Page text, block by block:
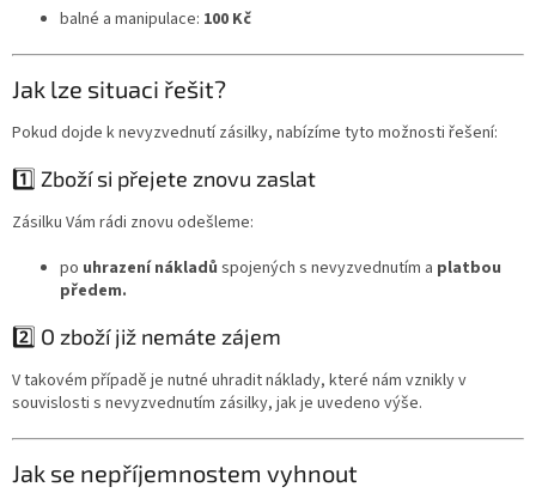
balné a manipulace: 100 Kč
Jak lze situaci řešit?
Pokud dojde k nevyzvednutí zásilky, nabízíme tyto možnosti řešení:
1️⃣ Zboží si přejete znovu zaslat
Zásilku Vám rádi znovu odešleme:
po uhrazení nákladů spojených s nevyzvednutím a platbou
předem.
2️⃣ O zboží již nemáte zájem
V takovém případě je nutné uhradit náklady, které nám vznikly v
souvislosti s nevyzvednutím zásilky, jak je uvedeno výše.
Jak se nepříjemnostem vyhnout